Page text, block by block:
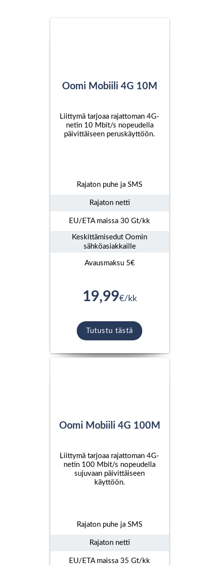
Oomi Mobiili 4G 10M
Liittymä tarjoaa rajattoman 4G-
netin 10 Mbit/s nopeudella
päivittäiseen peruskäyttöön.
Rajaton puhe ja SMS
Rajaton netti
EU/ETA maissa 30 Gt/kk
Keskittämisedut Oomin
sähköasiakkaille
Avausmaksu 5€
19,99€/kk
Tutustu tästä
Oomi Mobiili 4G 100M
Liittymä tarjoaa rajattoman 4G-
netin 100 Mbit/s nopeudella
sujuvaan päivittäiseen
käyttöön.
Rajaton puhe ja SMS
Rajaton netti
EU/ETA maissa 35 Gt/kk